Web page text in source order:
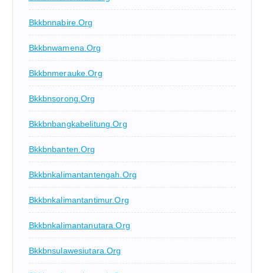
Bkkbnnabire.org
Bkkbnwamena.org
Bkkbnmerauke.org
Bkkbnsorong.org
Bkkbnbangkabelitung.org
Bkkbnbanten.org
Bkkbnkalimantantengah.org
Bkkbnkalimantantimur.org
Bkkbnkalimantanutara.org
Bkkbnsulawesiutara.org